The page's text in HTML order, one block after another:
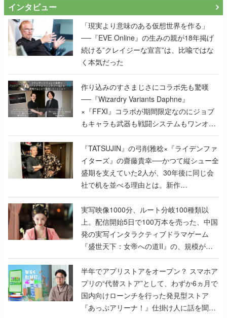
インタビュー
「現実より意味のある仮想世界を作る」
──『EVE Online』の生みの親が18年掲げ
続ける”クレイジーな宣言”は、比喩ではな
く本気だった
作り込みのすさまじさにコラボ先も驚嘆
──『Wizardry Variants Daphne』
×『FFXI』コラボが期間限定なのにジョブ
もキャラも武器も戦闘システムもワンオフ
で作り込まれた理由を両ディレクターに聞
く
『TATSUJIN』の弓削雅稔×『ライデンファ
イターズ』の齋藤貴幸──かつて縦シュー全
盛期を支えていた2人が、30年後に同じ会
社で机を並べる理由とは。新作
『TATSUJIN EXTREME』で初タッグを組
んだレジェンド2人に訊く開発秘話
実写映像1000分、ルート分岐100種類以
上。配信開始5日で100万本を売った、中国
発の実写インタラクティブドラマゲーム
『盛世天下：女帝への道II』の、規模が違
うこだわりをプロデューサーに聞いた
半年でアプリストアをオープン？ スマホア
プリの“代替ストア”として、わずか6ヵ月で
国内向けローンチを行った発見型ストア
『あっぷアリーナ！』仕掛け人に話を聞い